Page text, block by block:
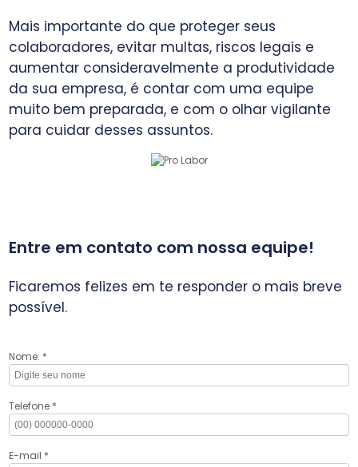
Mais importante do que proteger seus
colaboradores, evitar multas, riscos legais e
aumentar consideravelmente a produtividade
da sua empresa, é contar com uma equipe
muito bem preparada, e com o olhar vigilante
para cuidar desses assuntos.
Entre em contato com nossa equipe!
Ficaremos felizes em te responder o mais breve
possível.
Nome: *
Telefone *
E-mail *